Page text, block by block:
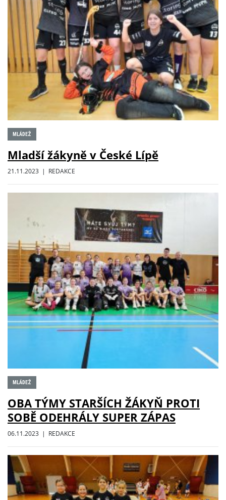
MLÁDEŽ
Mladší žákyně v České Lípě
21.11.2023 | REDAKCE
MLÁDEŽ
OBA TÝMY STARŠÍCH ŽÁKYŇ PROTI
SOBĚ ODEHRÁLY SUPER ZÁPAS
06.11.2023 | REDAKCE